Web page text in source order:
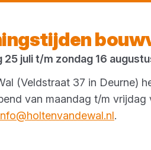
juli t/m zondag 16
(Veldstraat 37 in Deurne)
van maandag t/m vrijdag
.